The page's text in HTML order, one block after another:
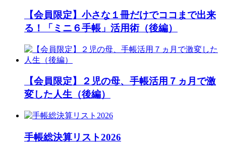
【会員限定】小さな１冊だけでココまで出来
る！「ミニ６手帳」活用術（後編）
【会員限定】２児の母、手帳活用７ヵ月で激
変した人生（後編）
手帳総決算リスト2026